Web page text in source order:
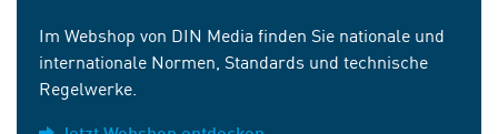
Im Webshop von DIN Media finden Sie nationale und
internationale Normen, Standards und technische
Regelwerke.